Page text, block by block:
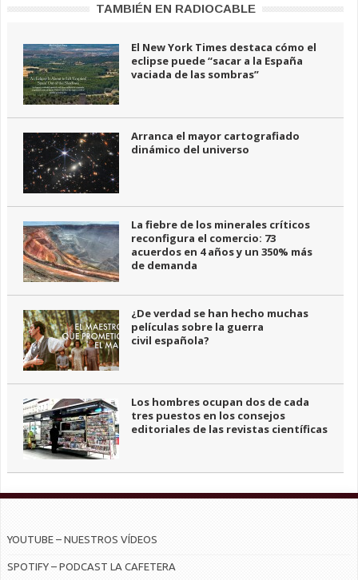
TAMBIÉN EN RADIOCABLE
El New York Times destaca cómo el
eclipse puede “sacar a la España
vaciada de las sombras”
Arranca el mayor cartografiado
dinámico del universo
La fiebre de los minerales críticos
reconfigura el comercio: 73
acuerdos en 4 años y un 350% más
de demanda
¿De verdad se han hecho muchas
películas sobre la guerra
civil española?
Los hombres ocupan dos de cada
tres puestos en los consejos
editoriales de las revistas científicas
YOUTUBE – NUESTROS VÍDEOS
SPOTIFY – PODCAST LA CAFETERA